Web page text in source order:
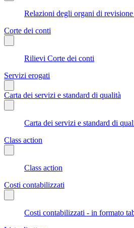
Relazioni degli organi di
Corte dei conti
Rilievi Corte dei conti
Servizi erogati
Carta dei servizi e standard di qualità
Carta dei servizi e standard di
Class action
Class action
Costi contabilizzati
Costi contabilizzati - in formato